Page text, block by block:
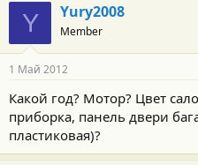
Y Yury2008
Member
1 Май 2012
Какой год? Мотор? Цвет
приборка, панель двери
пластиковая)?